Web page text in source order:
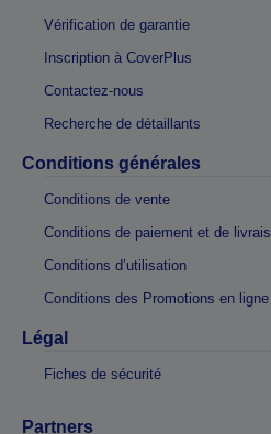
Vérification de garantie
Inscription à CoverPlus
Contactez-nous
Recherche de détaillants
Conditions générales
Conditions de vente
Conditions de paiement et de
Conditions d’utilisation
Conditions des Promotions en ligne
Légal
Fiches de sécurité
Partners